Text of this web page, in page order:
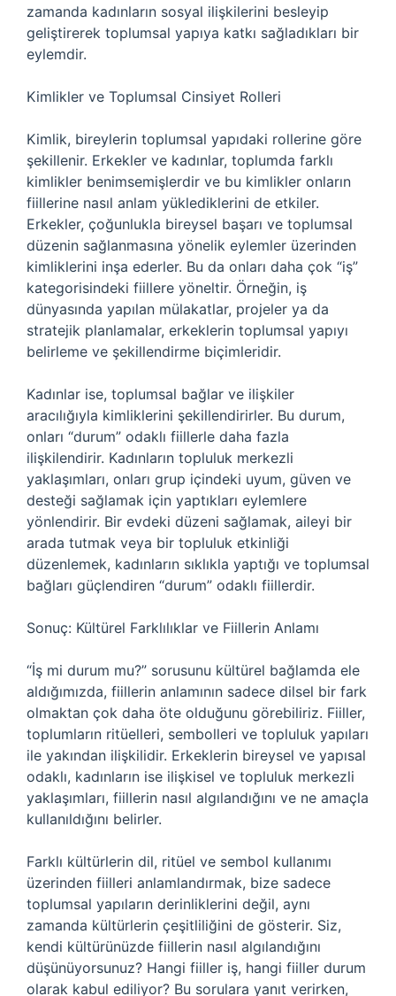
zamanda kadınların sosyal ilişkilerini besleyip
geliştirerek toplumsal yapıya katkı sağladıkları bir
eylemdir.
Kimlikler ve Toplumsal Cinsiyet Rolleri
Kimlik, bireylerin toplumsal yapıdaki rollerine göre
şekillenir. Erkekler ve kadınlar, toplumda farklı
kimlikler benimsemişlerdir ve bu kimlikler onların
fiillerine nasıl anlam yüklediklerini de etkiler.
Erkekler, çoğunlukla bireysel başarı ve toplumsal
düzenin sağlanmasına yönelik eylemler üzerinden
kimliklerini inşa ederler. Bu da onları daha çok “iş”
kategorisindeki fiillere yöneltir. Örneğin, iş
dünyasında yapılan mülakatlar, projeler ya da
stratejik planlamalar, erkeklerin toplumsal yapıyı
belirleme ve şekillendirme biçimleridir.
Kadınlar ise, toplumsal bağlar ve ilişkiler
aracılığıyla kimliklerini şekillendirirler. Bu durum,
onları “durum” odaklı fiillerle daha fazla
ilişkilendirir. Kadınların topluluk merkezli
yaklaşımları, onları grup içindeki uyum, güven ve
desteği sağlamak için yaptıkları eylemlere
yönlendirir. Bir evdeki düzeni sağlamak, aileyi bir
arada tutmak veya bir topluluk etkinliği
düzenlemek, kadınların sıklıkla yaptığı ve toplumsal
bağları güçlendiren “durum” odaklı fiillerdir.
Sonuç: Kültürel Farklılıklar ve Fiillerin Anlamı
“İş mi durum mu?” sorusunu kültürel bağlamda ele
aldığımızda, fiillerin anlamının sadece dilsel bir fark
olmaktan çok daha öte olduğunu görebiliriz. Fiiller,
toplumların ritüelleri, sembolleri ve topluluk yapıları
ile yakından ilişkilidir. Erkeklerin bireysel ve yapısal
odaklı, kadınların ise ilişkisel ve topluluk merkezli
yaklaşımları, fiillerin nasıl algılandığını ve ne amaçla
kullanıldığını belirler.
Farklı kültürlerin dil, ritüel ve sembol kullanımı
üzerinden fiilleri anlamlandırmak, bize sadece
toplumsal yapıların derinliklerini değil, aynı
zamanda kültürlerin çeşitliliğini de gösterir. Siz,
kendi kültürünüzde fiillerin nasıl algılandığını
düşünüyorsunuz? Hangi fiiller iş, hangi fiiller durum
olarak kabul ediliyor? Bu sorulara yanıt verirken,